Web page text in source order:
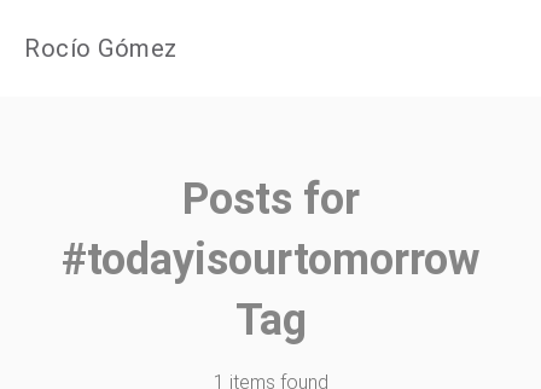
Rocío Gómez
Posts for
#todayisourtomorrow
Tag
1 items found